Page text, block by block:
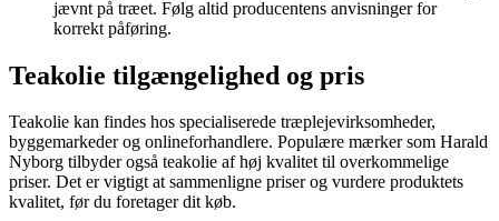
jævnt på træet. Følg altid producentens anvisninger for
korrekt påføring.
Teakolie tilgængelighed og pris
Teakolie kan findes hos specialiserede træplejevirksomheder,
byggemarkeder og onlineforhandlere. Populære mærker som Harald
Nyborg tilbyder også teakolie af høj kvalitet til overkommelige
priser. Det er vigtigt at sammenligne priser og vurdere produktets
kvalitet, før du foretager dit køb.